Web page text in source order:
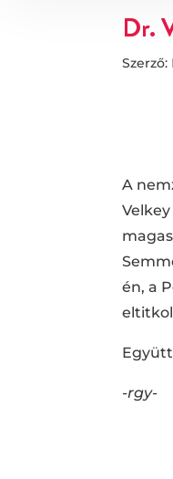
Dr.
Szerző:
A
én, a
-rgy-